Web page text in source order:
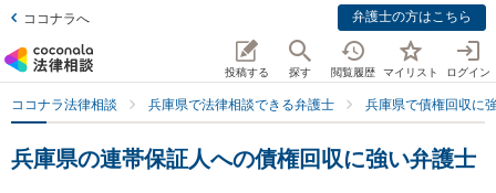
ココナラへ 弁護士の方はこちら
投稿する 探す 閲覧履歴 マイリスト ログイン
ココナラ法律相談 兵庫県で法律相談できる弁護士 兵庫県で債権回収に
兵庫県の連帯保証人への債権回収に強い弁護士